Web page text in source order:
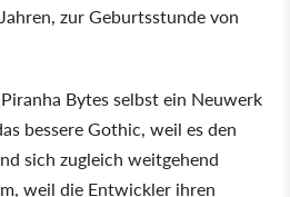
zur Geburtsstunde von
Bytes selbst ein Neuwerk
bessere Gothic, weil es den
sich zugleich weitgehend
weil die Entwickler ihren